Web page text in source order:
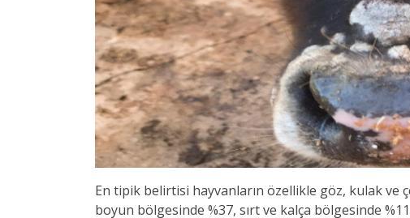
En tipik belirtisi hayvanların özellikle göz, kulak ve
boyun bölgesinde %37, sırt ve kalça bölgesinde